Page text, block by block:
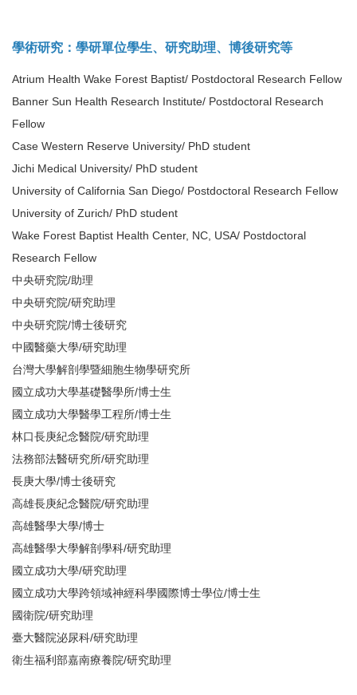
學術研究：學研單位學生、研究助理、博後研究等
Atrium Health Wake Forest Baptist/ Postdoctoral Research Fellow
Banner Sun Health Research Institute/ Postdoctoral Research
Fellow
Case Western Reserve University/ PhD student
Jichi Medical University/ PhD student
University of California San Diego/ Postdoctoral Research Fellow
University of Zurich/ PhD student
Wake Forest Baptist Health Center, NC, USA/ Postdoctoral
Research Fellow
中央研究院/助理
中央研究院/研究助理
中央研究院/博士後研究
中國醫藥大學/研究助理
台灣大學解剖學暨細胞生物學研究所
國立成功大學基礎醫學所/博士生
國立成功大學醫學工程所/博士生
林口長庚紀念醫院/研究助理
法務部法醫研究所/研究助理
長庚大學/博士後研究
高雄長庚紀念醫院/研究助理
高雄醫學大學/博士
高雄醫學大學解剖學科/研究助理
國立成功大學/研究助理
國立成功大學跨領域神經科學國際博士學位/博士生
國衛院/研究助理
臺大醫院泌尿科/研究助理
衛生福利部嘉南療養院/研究助理